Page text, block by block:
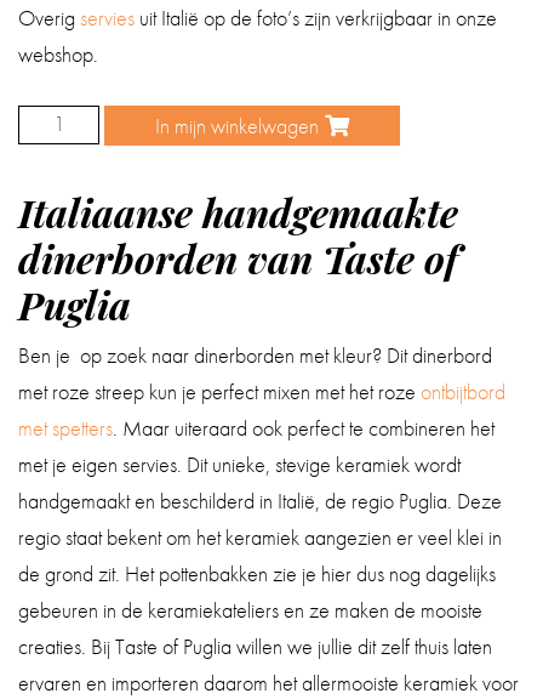
Overig servies uit Italië op de foto’s zijn verkrijgbaar in onze
webshop.
Dinerbord
roze
aantal
In mijn winkelwagen
Italiaanse handgemaakte
dinerborden van Taste of
Puglia
Ben je op zoek naar dinerborden met kleur? Dit dinerbord
met roze streep kun je perfect mixen met het roze ontbijtbord
met spetters. Maar uiteraard ook perfect te combineren het
met je eigen servies. Dit unieke, stevige keramiek wordt
handgemaakt en beschilderd in Italië, de regio Puglia. Deze
regio staat bekent om het keramiek aangezien er veel klei in
de grond zit. Het pottenbakken zie je hier dus nog dagelijks
gebeuren in de keramiekateliers en ze maken de mooiste
creaties. Bij Taste of Puglia willen we jullie dit zelf thuis laten
ervaren en importeren daarom het allermooiste keramiek voor